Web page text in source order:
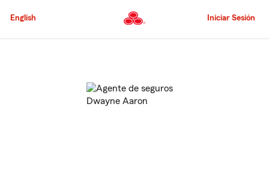
al
principal
English Iniciar Sesión